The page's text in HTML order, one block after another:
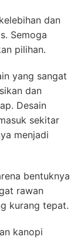
dan
Semoga
pilihan.
yang sangat
dan
Desain
sekitar
menjadi
bentuknya
rawan
kurang tepat.
kanopi